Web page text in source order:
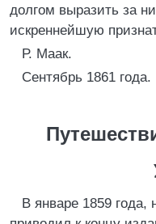
долгом выразить за
искреннейшую
Р. Маак.
Сентябрь 1861 года.
В январе 1859 года,